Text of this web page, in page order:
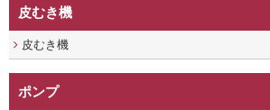
皮むき機
皮むき機
ポンプ